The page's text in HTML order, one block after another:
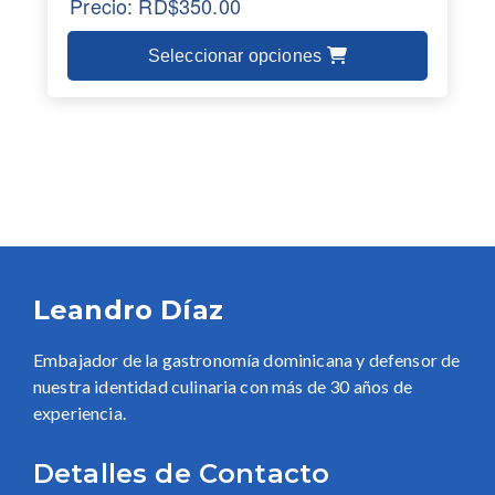
Precio: RD$350.00
Seleccionar opciones
Leandro Díaz
Embajador de la gastronomía dominicana y defensor de
nuestra identidad culinaria con más de 30 años de
experiencia.
Detalles de Contacto